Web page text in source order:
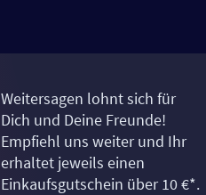
Weitersagen lohnt sich für
Dich und Deine Freunde!
Empfiehl uns weiter und Ihr
erhaltet jeweils einen
Einkaufsgutschein über 10 €*.